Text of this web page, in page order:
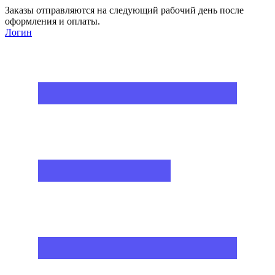
Заказы отправляются на следующий рабочий день после
оформления и оплаты.
Логин